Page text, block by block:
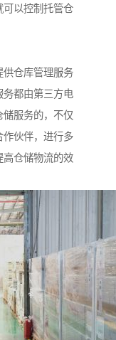
可以控制托管仓
供仓库管理服务
务都由第三方电
服务的，不仅
作伙伴，进行多
高仓储物流的效